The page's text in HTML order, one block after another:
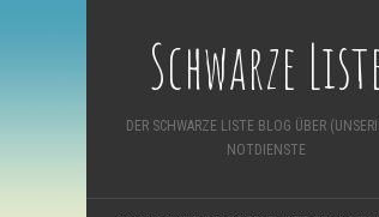
Schwarze
DER SCHWARZE LISTE BLOG ÜBER
NOTDIENSTE